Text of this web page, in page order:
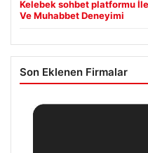
Kelebek sohbet platformu
Ve Muhabbet Deneyimi
Son Eklenen Firmalar